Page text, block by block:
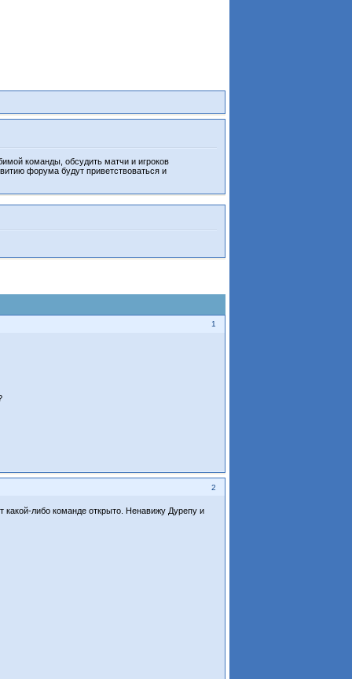
команды, обсудить матчи и игроков
форума будут приветствоваться и
1
2
либо команде открыто. Ненавижу Дурепу и